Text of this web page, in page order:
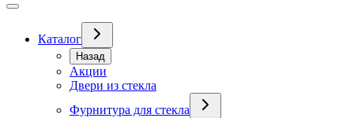
Каталог
Назад
Акции
Двери из стекла
Фурнитура для стекла